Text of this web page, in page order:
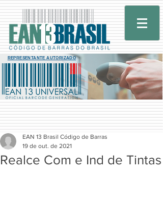
REPRESENTANTE AUTORIZADO
Realce Com e Ind de Tintas
EAN 13 Brasil Código de Barras
19 de out. de 2021